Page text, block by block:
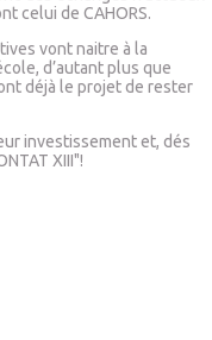
celui de CAHORS.
vont naitre à la
d’autant plus que
déjà le projet de rester
investissement et, dés
XIII"!